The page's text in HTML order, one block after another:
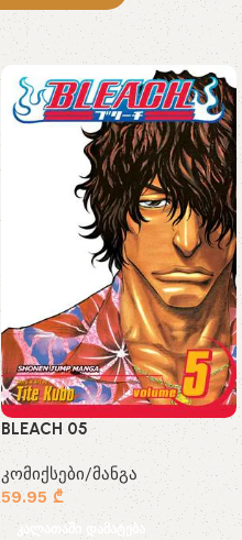
BLEACH 05
კომიქსები/მანგა
59.95 ₾
კალათაში დამატება